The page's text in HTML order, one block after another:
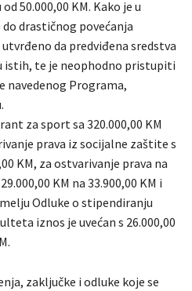
50.000,00 KM. Kako je u
drastičnog povećanja
da predviđena sredstva
istih, te je neophodno pristupiti
navedenog Programa,
za sport sa 320.000,00 KM
prava iz socijalne zaštite s
KM, za ostvarivanje prava na
KM na 33.900,00 KM i
Odluke o stipendiranju
iznos je uvećan s 26.000,00
zaključke i odluke koje se